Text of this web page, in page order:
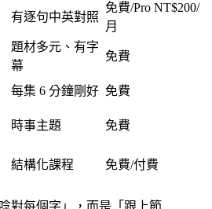
有逐句中英對照
免費/Pro NT$200/
月
題材多元、有字
幕
免費
每集 6 分鐘剛好 免費
時事主題 免費
結構化課程 免費/付費
對每個字」，而是「跟上節